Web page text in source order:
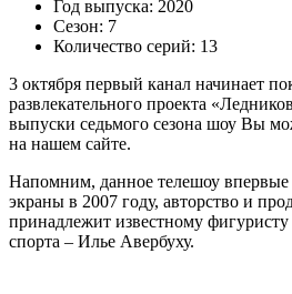
Год выпуска: 2020
Сезон: 7
Количество серий: 13
3 октября первый канал начинает
развлекательного проекта
выпуски седьмого сезона шоу Вы
на нашем сайте.
Напомним, данное телешоу
экраны в 2007 году, авторство и
принадлежит известному
спорта – Илье Авербуху.